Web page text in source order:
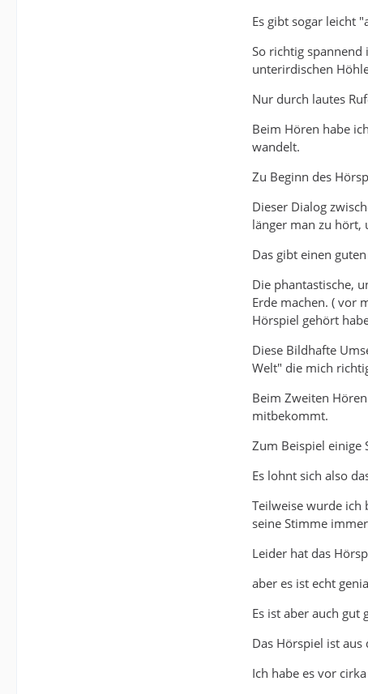
Es gibt sogar leicht
So richtig spannend
unterirdischen
Nur durch lautes
Beim Hören habe
wandelt.
Zu Beginn des
Dieser Dialog
länger man zu hört,
Das gibt einen
Die phantastische,
Erde machen. ( vor
Hörspiel gehört
Diese Bildhafte
Welt" die mich
Beim Zweiten
mitbekommt.
Zum Beispiel einige
Es lohnt sich also
Teilweise wurde ich
seine Stimme
Leider hat das
aber es ist echt
Es ist aber auch
Das Hörspiel ist aus
Ich habe es vor